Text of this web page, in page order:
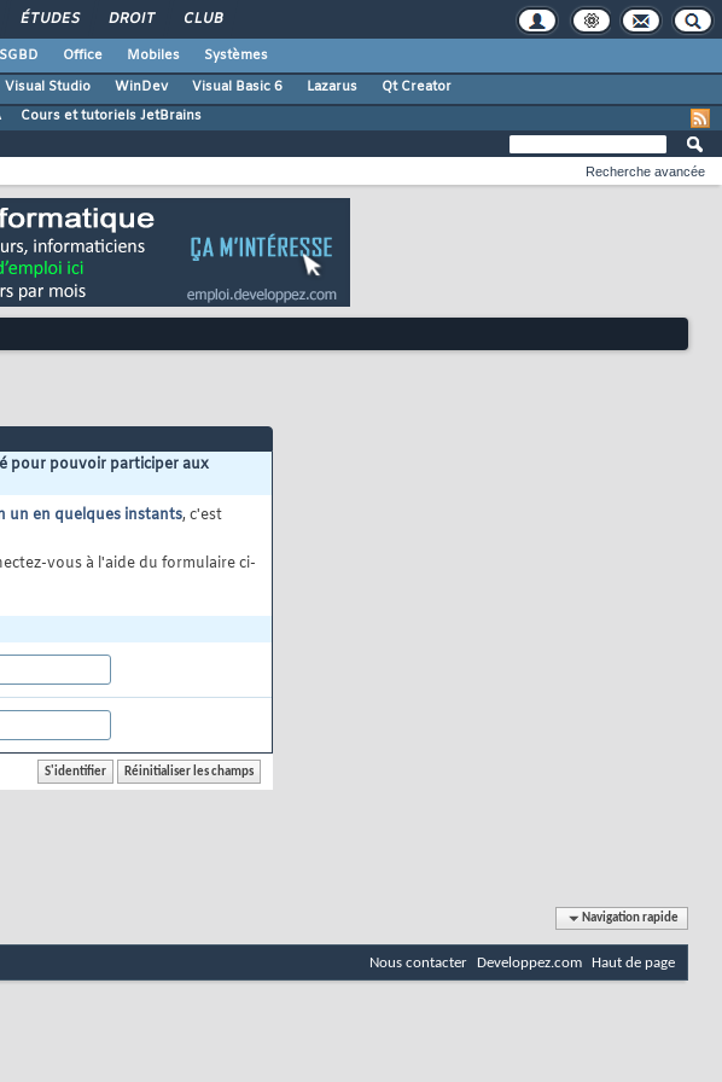
ÉTUDES DROIT CLUB
SGBD Office Mobiles
Systèmes
Visual Studio WinDev Visual Basic 6 Lazarus
Qt Creator
Cours et tutoriels JetBrains
Recherche avancée
pour pouvoir participer aux
un en quelques instants, c'est
vous à l'aide du formulaire ci-
Navigation rapide
Nous contacter Developpez.com Haut de page